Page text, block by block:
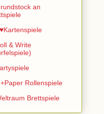
an
& Write
Rollenspiele
Brettspiele